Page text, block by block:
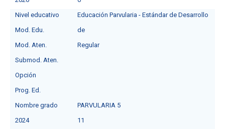
Nivel educativo
Educación Parvularia - Estándar de Desarrollo
Mod. Edu.
de
Mod. Aten.
Regular
Submod. Aten.
Opción
Prog. Ed.
Nombre grado
PARVULARIA 5
2024
11